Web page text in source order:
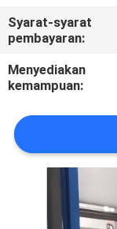
BERITA
SEMUA
VR
SITEMAP
Syarat-syarat
pembayaran:
Menyediakan
kemampuan: